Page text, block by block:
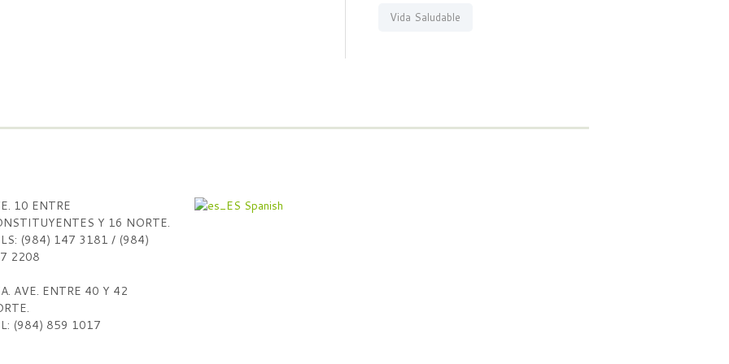
Vida Saludable
10 ENTRE
Y 16 NORTE.
(984) 147 3181 / (984)
2208
AVE. ENTRE 40 Y 42
(984) 859 1017
Spanish